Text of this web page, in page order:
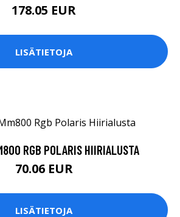
178.05 EUR
LISÄTIETOJA
RGB POLARIS HIIRIALUSTA
70.06 EUR
LISÄTIETOJA